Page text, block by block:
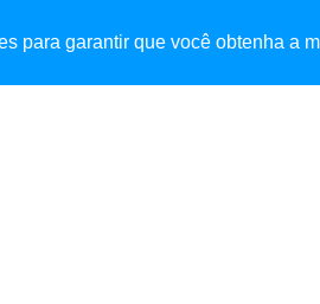
para garantir que você obtenha a
INÍCIO